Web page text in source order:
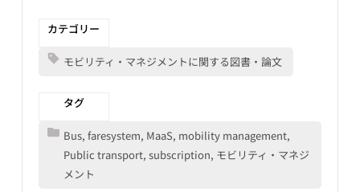
カテゴリー
モビリティ・マネジメントに関する図書・論文
タグ
Bus, faresystem, MaaS, mobility management,
Public transport, subscription, モビリティ・マネジ
メント